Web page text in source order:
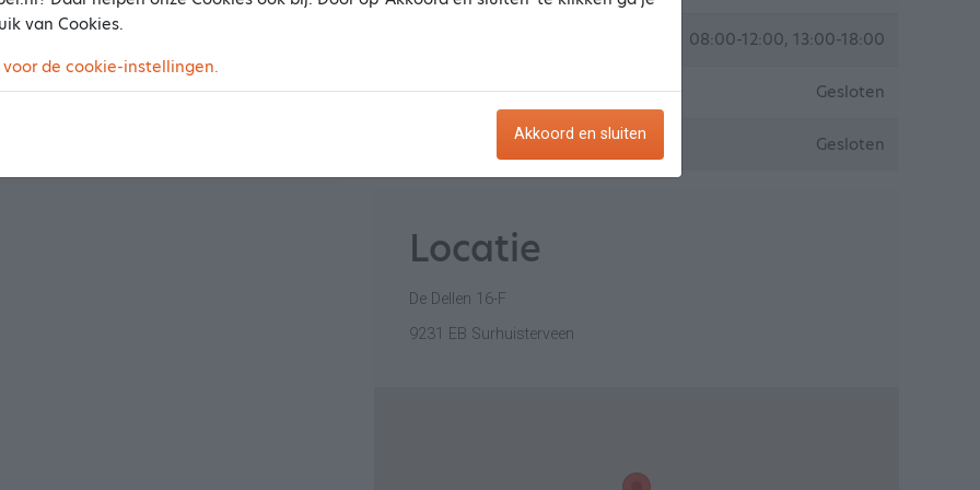
Ambiance & Sfeer
08:00-12:00, 13:00-18:00
Zaterdag Gesloten
Gesloten
Locatie
De Dellen 16-F
9231 EB Surhuisterveen
van Cookies.
de cookie-instellingen.
Akkoord en sluiten